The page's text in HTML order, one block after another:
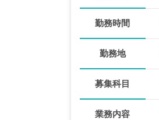
勤務時間
勤務地
募集科目
業務内容